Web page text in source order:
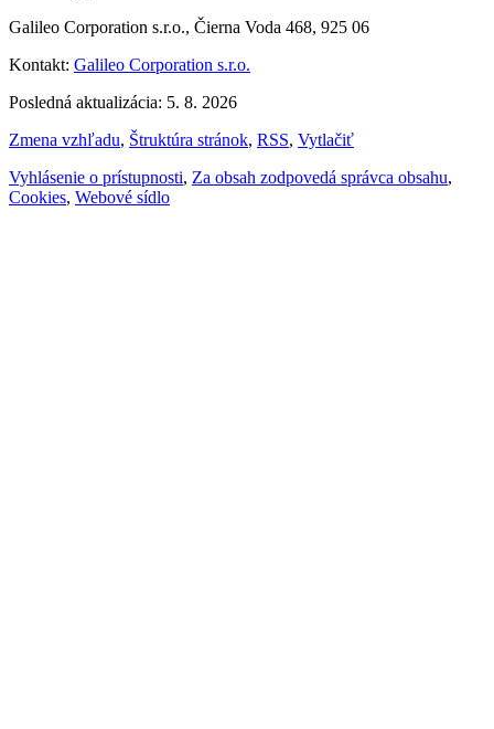
Galileo Corporation s.r.o., Čierna Voda 468, 925 06
Kontakt: Galileo Corporation s.r.o.
Posledná aktualizácia: 5. 8. 2026
Zmena vzhľadu, Štruktúra stránok, RSS, Vytlačiť
Vyhlásenie o prístupnosti, Za obsah zodpovedá správca obsahu,
Cookies, Webové sídlo